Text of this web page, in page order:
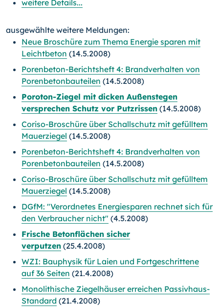
weitere Details...
ausgewählte weitere Meldungen:
Neue Broschüre zum Thema Energie sparen mit
Leichtbeton (14.5.2008)
Porenbeton-Berichtsheft 4: Brandverhalten von
Porenbetonbauteilen (14.5.2008)
Poroton-Ziegel mit dicken Außenstegen
versprechen Schutz vor Putzrissen (14.5.2008)
Coriso-Broschüre über Schallschutz mit gefülltem
Mauerziegel (14.5.2008)
Porenbeton-Berichtsheft 4: Brandverhalten von
Porenbetonbauteilen (14.5.2008)
Coriso-Broschüre über Schallschutz mit gefülltem
Mauerziegel (14.5.2008)
DGfM: "Verordnetes Energiesparen rechnet sich für
den Verbraucher nicht" (4.5.2008)
Frische Betonflächen sicher
verputzen (25.4.2008)
WZI: Bauphysik für Laien und Fortgeschrittene
auf 36 Seiten (21.4.2008)
Monolithische Ziegelhäuser erreichen Passivhaus-
Standard (21.4.2008)